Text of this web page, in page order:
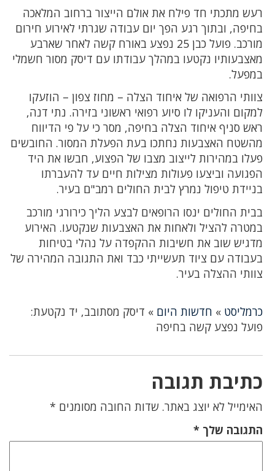
רעש מתכתי חד פילח את אולם הייצור ברחוב המלאכה
בחיפה, ובתוך רגע הפך יום עבודה שגרתי לאירוע חירום
מורכב. פועל כבן 25 נפצע באורח קשה לאחר שארבע
מאצבעותיו נקטעו במהלך עבודתו עם דיסק מסור חשמלי
במפעל.
צוותי הרפואה של איחוד הצלה – מחוז צפון – הוזעקו
למקום והעניקו לו סיוע רפואי ראשוני בזירה. נתי דנה,
ראש סניף איחוד הצלה בחיפה, מסר כי על פי הדיווח
מהשטח האצבעות נחתכו בעת הפעלת המסור. החובשים
פעלו במהירות לייצוב מצבו של הפצוע, חבשו את היד
הפגועה וביצעו פעולות מצילות חיים עד להעברתו
בניידת טיפול נמרץ לבית החולים רמב"ם בעיר.
בבית החולים ינסו הרופאים לבצע הליך כירורגי מורכב
במטרה להציל ולאחות את האצבעות שנקטעו. האירוע
מדגיש שוב את חשיבות ההקפדה על נהלי בטיחות
בעבודה עם ציוד תעשייתי כבד ואת התגובה המהירה של
צוותי ההצלה בעיר.
כרמליסט » חדשות היום » דיסק מסתובב, יד נקטעת:
פועל נפצע קשה בחיפה
כתיבת תגובה
האימייל לא יוצג באתר. שדות החובה מסומנים *
התגובה שלך *